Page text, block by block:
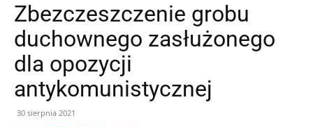
Zbezczeszczenie grobu
duchownego zasłużonego
dla opozycji
antykomunistycznej
30 sierpnia 2021